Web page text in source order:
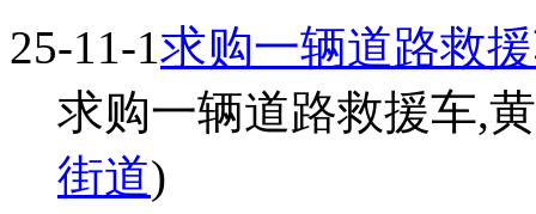
25-11-1求购一辆道路救
求购一辆道路救援车,
街道)